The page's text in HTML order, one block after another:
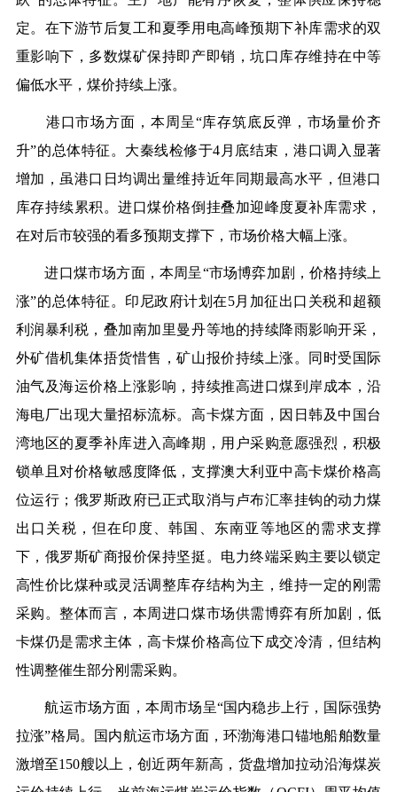
定。在下游节后复工和夏季用电高峰预期下补库需求的双
重影响下，多数煤矿保持即产即销，坑口库存维持在中等
偏低水平，煤价持续上涨。
港口市场方面，本周呈“库存筑底反弹，市场量价齐
升”的总体特征。大秦线检修于4月底结束，港口调入显著
增加，虽港口日均调出量维持近年同期最高水平，但港口
库存持续累积。进口煤价格倒挂叠加迎峰度夏补库需求，
在对后市较强的看多预期支撑下，市场价格大幅上涨。
进口煤市场方面，本周呈“市场博弈加剧，价格持续上
涨”的总体特征。印尼政府计划在5月加征出口关税和超额
利润暴利税，叠加南加里曼丹等地的持续降雨影响开采，
外矿借机集体捂货惜售，矿山报价持续上涨。同时受国际
油气及海运价格上涨影响，持续推高进口煤到岸成本，沿
海电厂出现大量招标流标。高卡煤方面，因日韩及中国台
湾地区的夏季补库进入高峰期，用户采购意愿强烈，积极
锁单且对价格敏感度降低，支撑澳大利亚中高卡煤价格高
位运行；俄罗斯政府已正式取消与卢布汇率挂钩的动力煤
出口关税，但在印度、韩国、东南亚等地区的需求支撑
下，俄罗斯矿商报价保持坚挺。电力终端采购主要以锁定
高性价比煤种或灵活调整库存结构为主，维持一定的刚需
采购。整体而言，本周进口煤市场供需博弈有所加剧，低
卡煤仍是需求主体，高卡煤价格高位下成交冷清，但结构
性调整催生部分刚需采购。
航运市场方面，本周市场呈“国内稳步上行，国际强势
拉涨”格局。国内航运市场方面，环渤海港口锚地船舶数量
激增至150艘以上，创近两年新高，货盘增加拉动沿海煤炭